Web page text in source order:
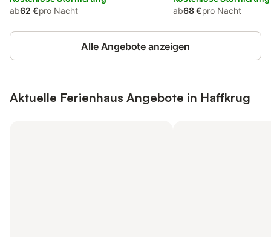
ab62 €pro Nacht
ab68 €pro Nacht
Alle Angebote anzeigen
Aktuelle Ferienhaus Angebote in Haffkrug